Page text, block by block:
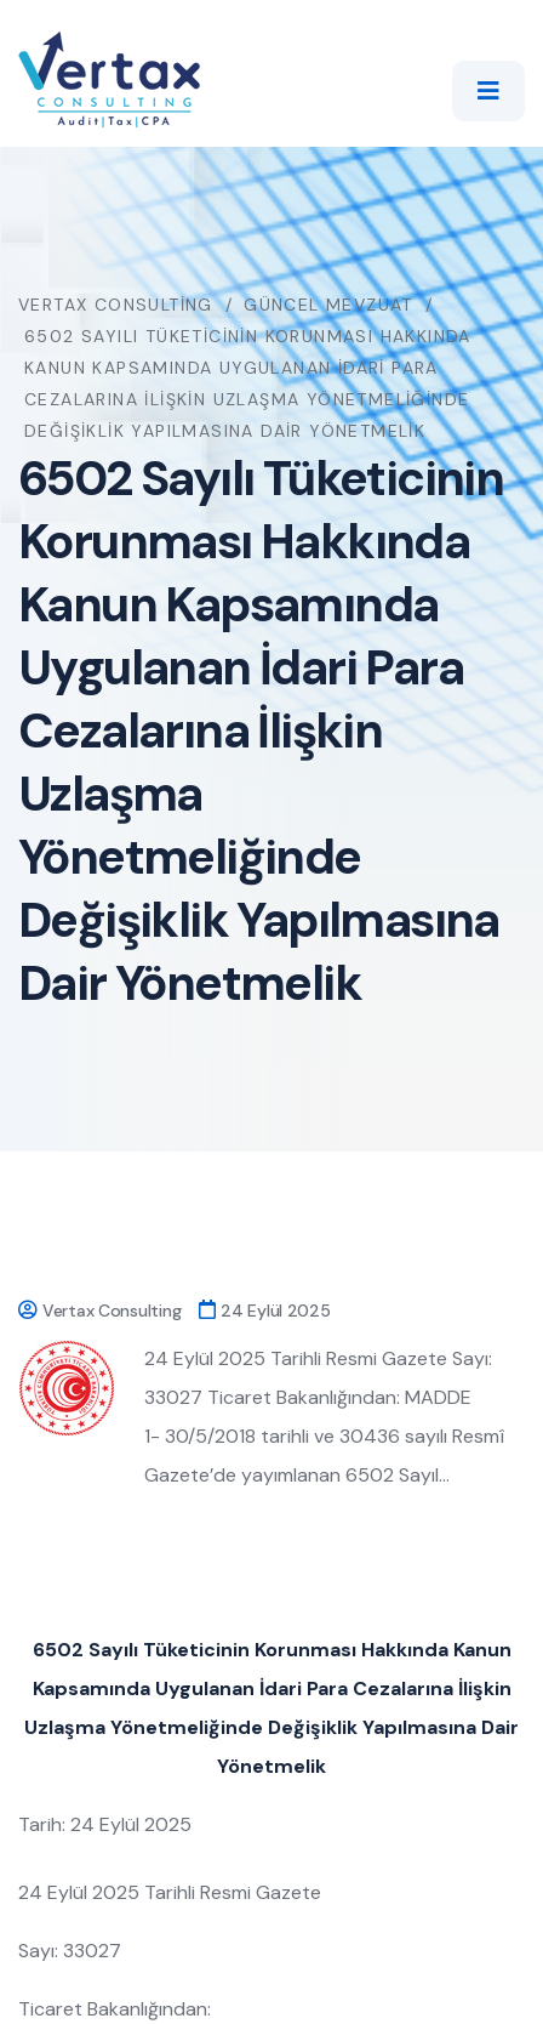
VERTAX CONSULTING
GÜNCEL MEVZUAT
6502 SAYILI TÜKETICININ KORUNMASI HAKKINDA
KANUN KAPSAMINDA UYGULANAN İDARI PARA
CEZALARINA İLIŞKIN UZLAŞMA YÖNETMELIĞINDE
DEĞIŞIKLIK YAPILMASINA DAIR YÖNETMELIK
6502 Sayılı Tüketicinin
Korunması Hakkında
Kanun Kapsamında
Uygulanan İdari Para
Cezalarına İlişkin
Uzlaşma
Yönetmeliğinde
Değişiklik Yapılmasına
Dair Yönetmelik
Vertax Consulting 24 Eylül 2025
24 Eylül 2025 Tarihli Resmi Gazete Sayı:
33027 Ticaret Bakanlığından: MADDE
1- 30/5/2018 tarihli ve 30436 sayılı Resmî
Gazete’de yayımlanan 6502 Sayıl…
6502 Sayılı Tüketicinin Korunması Hakkında Kanun
Kapsamında Uygulanan İdari Para Cezalarına İlişkin
Uzlaşma Yönetmeliğinde Değişiklik Yapılmasına Dair
Yönetmelik
Tarih: 24 Eylül 2025
24 Eylül 2025 Tarihli Resmi Gazete
Sayı: 33027
Ticaret Bakanlığından: